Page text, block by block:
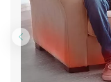
Предыдущий
слайд